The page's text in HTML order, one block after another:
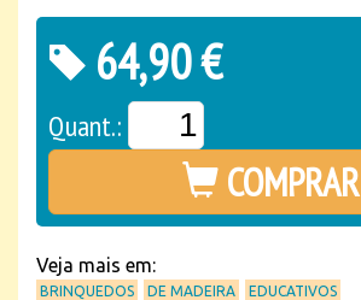
64,90 €
Quant.:
COMPRAR
Veja mais em:
BRINQUEDOS DE MADEIRA EDUCATIVOS